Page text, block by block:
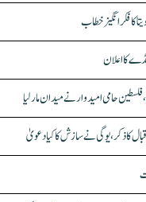
کا فکر انگیز خطاب
کا اعلان
حامی امیدوار نے میدان مار لیا
کا ذکر، یوگی نے سازش کا کیا دعویٰ